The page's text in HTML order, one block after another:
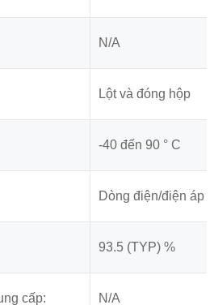
N/A
Lột và đóng hộp
-40 đến 90 ° C
Dòng điện/điện áp
93.5 (TYP) %
cấp: N/A